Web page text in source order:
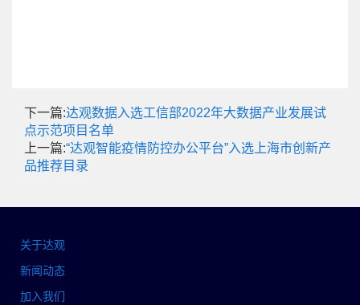
下一篇:达观数据入选工信部2022年大数据产业发展试
点示范项目名单
上一篇:“达观智能疫情防控办公平台”入选上海市创新产
品推荐目录
关于达观
新闻动态
加入我们